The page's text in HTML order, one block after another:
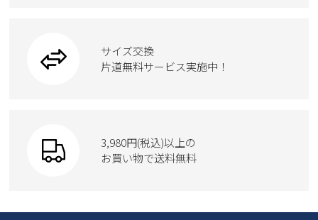
ウェア
moz
ブーツ
Parade
GAP
new balance
瞬足
トートバッグサイズ交換
片道無料サービス実施中！
3,980円(税込)以上の
お買い物で送料無料